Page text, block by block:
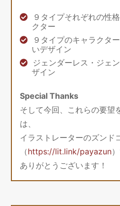
９タイプそれぞれの性
クター
９タイプのキャラクタ
いデザイン
ジェンダーレス・ジェ
ザイン
Special Thanks
そして今回、これらの要望
は、
イラストレーターのズンド
（https://lit.link/payazun
ありがとうございます！